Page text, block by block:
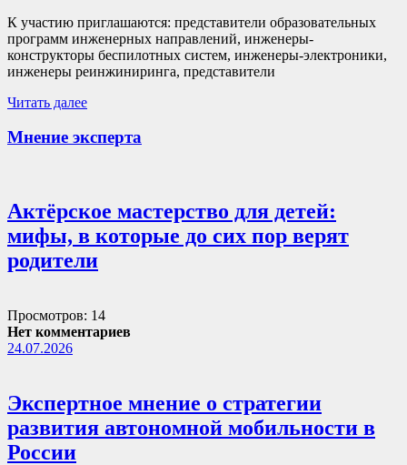
К участию приглашаются: представители образовательных
программ инженерных направлений, инженеры-
конструкторы беспилотных систем, инженеры-электроники,
инженеры реинжиниринга, представители
Читать далее
Мнение эксперта
Актёрское мастерство для детей:
мифы, в которые до сих пор верят
родители
Просмотров: 14
Нет комментариев
24.07.2026
Экспертное мнение о стратегии
развития автономной мобильности в
России